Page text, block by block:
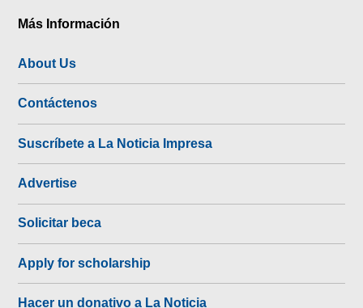
Más Información
About Us
Contáctenos
Suscríbete a La Noticia Impresa
Advertise
Solicitar beca
Apply for scholarship
Hacer un donativo a La Noticia